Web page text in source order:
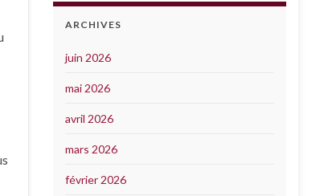
ARCHIVES
juin 2026
mai 2026
avril 2026
mars 2026
février 2026